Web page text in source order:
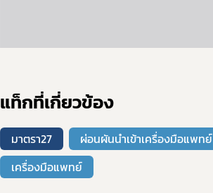
แท็กที่เกี่ยวข้อง
มาตรา27 ผ่อนผันนำเข้าเครื่องมือแพทย์
เครื่องมือแพทย์